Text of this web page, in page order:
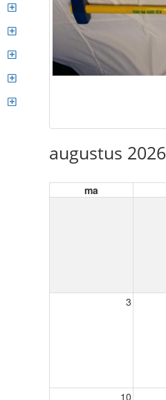
augustus 2026
ma
3
10